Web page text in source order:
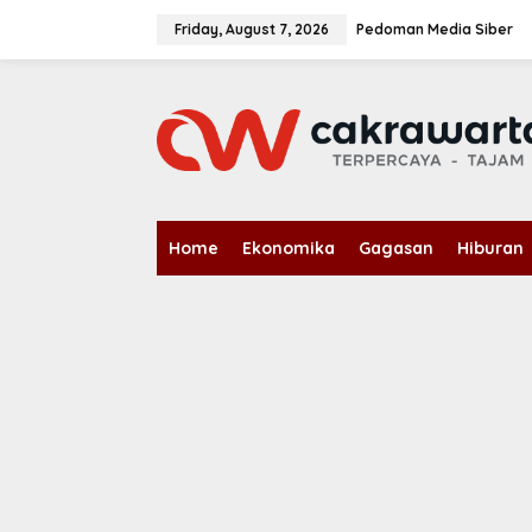
Friday, August 7, 2026 Pedoman Media Siber
Home Ekonomika Gagasan Hiburan